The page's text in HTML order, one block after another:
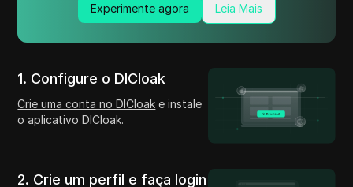
Experimente agora Leia Mais
1. Configure o DICloak
Crie uma conta no DICloak e instale
o aplicativo DICloak.
2. Crie um perfil e faça login